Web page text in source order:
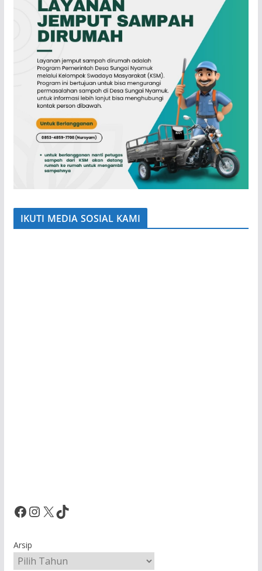
IKUTI MEDIA SOSIAL KAMI
Facebook InstagramX TikTok
Arsip